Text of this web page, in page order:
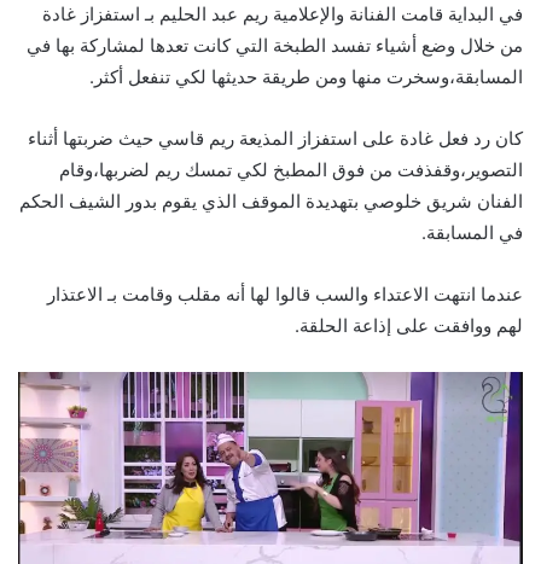
في البداية قامت الفنانة والإعلامية ريم عبد الحليم بـ استفزاز غادة
من خلال وضع أشياء تفسد الطبخة التي كانت تعدها لمشاركة بها في
المسابقة،وسخرت منها ومن طريقة حديثها لكي تنفعل أكثر.
كان رد فعل غادة على استفزاز المذيعة ريم قاسي حيث ضربتها أثناء
التصوير،وقفذفت من فوق المطبخ لكي تمسك ريم لضربها،وقام
الفنان شريق خلوصي بتهديدة الموقف الذي يقوم بدور الشيف الحكم
في المسابقة.
عندما انتهت الاعتداء والسب قالوا لها أنه مقلب وقامت بـ الاعتذار
لهم ووافقت على إذاعة الحلقة.